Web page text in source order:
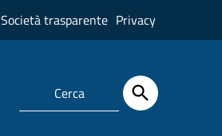
Società trasparente Privacy